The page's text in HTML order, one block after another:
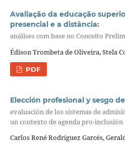
Avaliação da educação
presencial e a distância:
análises com base no Conceito
Édison Trombeta de Oliveira, Stela
PDF
Elección profesional y sesgo
evaluación de los sistemas de
un contexto de agenda pro-inclusión
Carlos René Rodríguez Garcés,